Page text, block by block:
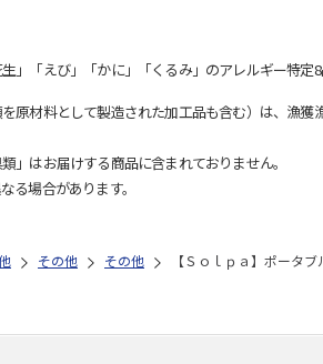
」「えび」「かに」「くるみ」のアレルギー特定
原材料として製造された加工品も含む）は、漁
はお届けする商品に含まれておりません。
る場合があります。
その他 その他 【Ｓｏｌｐａ】ポータ